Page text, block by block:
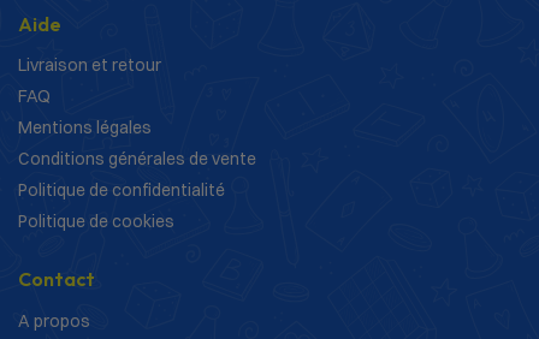
Aide
Livraison et retour
FAQ
Mentions légales
Conditions générales de vente
Politique de confidentialité
Politique de cookies
Contact
A propos